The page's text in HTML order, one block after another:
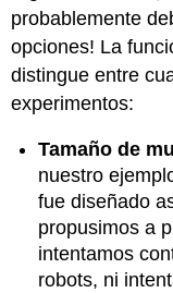
probablemente
opciones! La
distingue entre
experimentos:
Tamaño de
nuestro
fue diseñado
propusimos a
intentamos
robots, ni